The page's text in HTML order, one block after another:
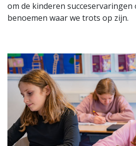
om de kinderen
benoemen waar we trots op zijn.